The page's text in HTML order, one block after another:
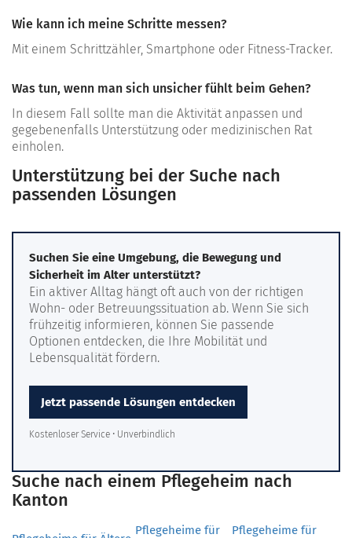
Wie kann ich meine Schritte messen?
Mit einem Schrittzähler, Smartphone oder Fitness-Tracker.
Was tun, wenn man sich unsicher fühlt beim Gehen?
In diesem Fall sollte man die Aktivität anpassen und
gegebenenfalls Unterstützung oder medizinischen Rat
einholen.
Unterstützung bei der Suche nach
passenden Lösungen
Suchen Sie eine Umgebung, die Bewegung und
Sicherheit im Alter unterstützt?
Ein aktiver Alltag hängt oft auch von der richtigen
Wohn- oder Betreuungssituation ab. Wenn Sie sich
frühzeitig informieren, können Sie passende
Optionen entdecken, die Ihre Mobilität und
Lebensqualität fördern.
Jetzt passende Lösungen entdecken
Kostenloser Service • Unverbindlich
Suche nach einem Pflegeheim nach
Kanton
Pflegeheime für Pflegeheime für